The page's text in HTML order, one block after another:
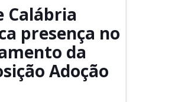
Calábria
presença no
da
Adoção